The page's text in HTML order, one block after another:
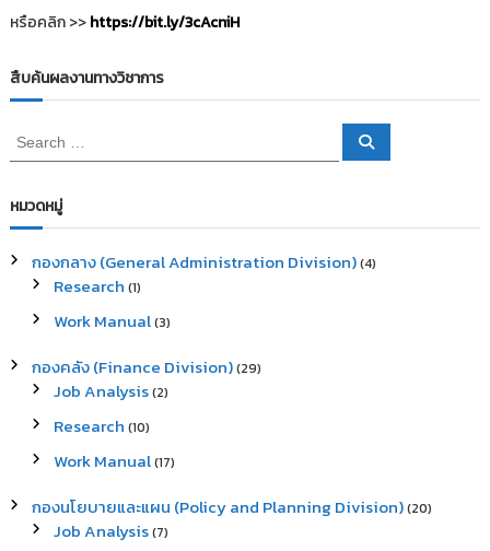
น
จั
ย
หรือคลิก >>https://bit.ly/3cAcniH
สืบค้นผลงานทางวิชาการ
e
r
c
f
S
หมวดหมู่
กองกลาง (General Administration Division)(4)
Research (1)
Work Manual(3)
กองคลัง (Finance Division)(29)
Job Analysis(2)
Research (10)
Work Manual(17)
กองนโยบายและแผน (Policy and Planning Division)(20)
Job Analysis(7)